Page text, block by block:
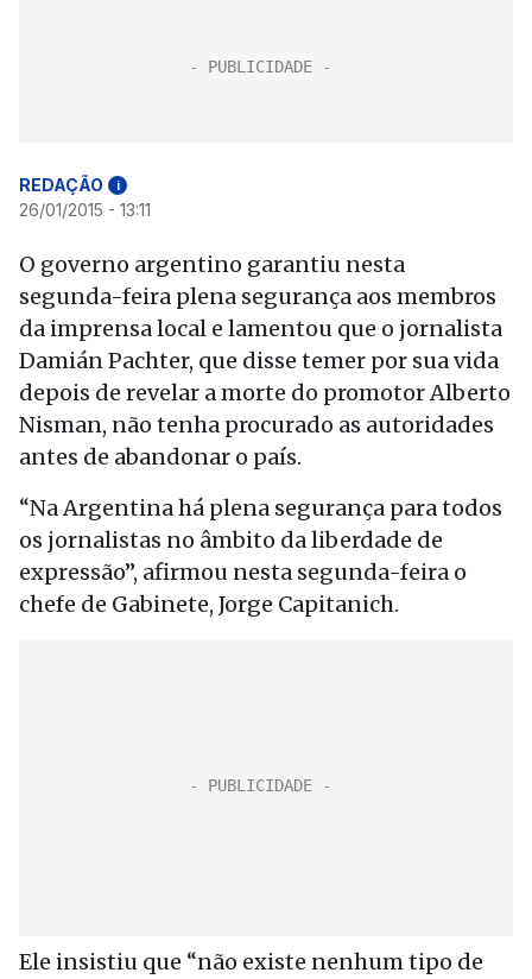
REDAÇÃO i
26/01/2015 - 13:11
O governo argentino garantiu nesta
segunda-feira plena segurança aos membros
da imprensa local e lamentou que o jornalista
Damián Pachter, que disse temer por sua vida
depois de revelar a morte do promotor Alberto
Nisman, não tenha procurado as autoridades
antes de abandonar o país.
“Na Argentina há plena segurança para todos
os jornalistas no âmbito da liberdade de
expressão”, afirmou nesta segunda-feira o
chefe de Gabinete, Jorge Capitanich.
Ele insistiu que “não existe nenhum tipo de